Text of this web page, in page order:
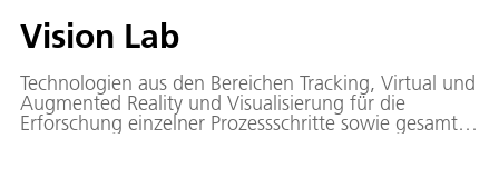
Vision Lab
Technologien aus den Bereichen Tracking, Virtual und
Augmented Reality und Visualisierung für die
Erforschung einzelner Prozessschritte sowie gesamter